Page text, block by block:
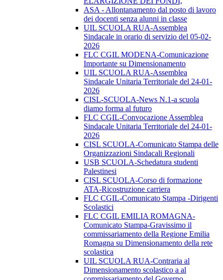
ASA - Allontanamento dal posto di lavoro
dei docenti senza alunni in classe
UIL SCUOLA RUA-Assemblea
Sindacale in orario di servizio del 05-02-
2026
FLC CGIL MODENA-Comunicazione
Importante su Dimensionamento
UIL SCUOLA RUA-Assemblea
Sindacale Unitaria Territoriale del 24-01-
2026
CISL-SCUOLA-News N.1-a scuola
diamo forma al futuro
FLC CGIL-Convocazione Assemblea
Sindacale Unitaria Territoriale del 24-01-
2026
CISL SCUOLA-Comunicato Stampa delle
Organizzazioni Sindacali Regionali
USB SCUOLA-Schedatura studenti
Palestinesi
CISL SCUOLA-Corso di formazione
ATA-Ricostruzione carriera
FLC CGIL-Comunicato Stampa -Dirigenti
Scolastici
FLC CGIL EMILIA ROMAGNA-
Comunicato Stampa-Gravissimo il
commissariamento della Regione Emilia
Romagna su Dimensionamento della rete
scolastica
UIL SCUOLA RUA-Contraria al
Dimensionamento scolastico a al